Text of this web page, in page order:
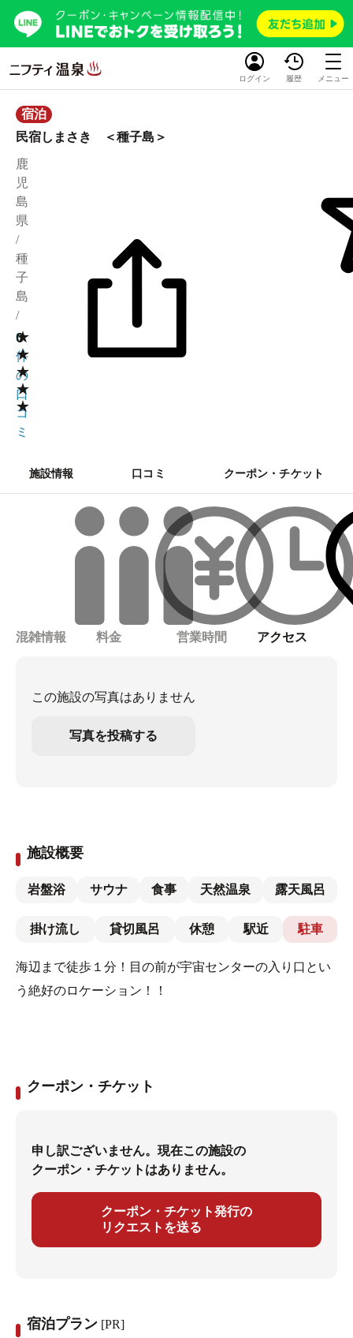
ログイン 履歴 メニュー
宿泊
民宿しまさき ＜種子島＞
鹿
児
島
県
/
種
子
島
/
★
★
★
★
★
0
0
件
の
口
コ
ミ
施設情報 口コミ クーポン・チケット
混雑情報 料金 営業時間 アクセス
この施設の写真はありません
写真を投稿する
施設概要
岩盤浴 サウナ 食事 天然温泉 露天風呂
掛け流し 貸切風呂 休憩 駅近 駐車
海辺まで徒歩１分！目の前が宇宙センターの入り口とい
う絶好のロケーション！！
クーポン・チケット
申し訳ございません。現在この施設の
クーポン・チケットはありません。
クーポン・チケット発行の
リクエストを送る
宿泊プラン [PR]